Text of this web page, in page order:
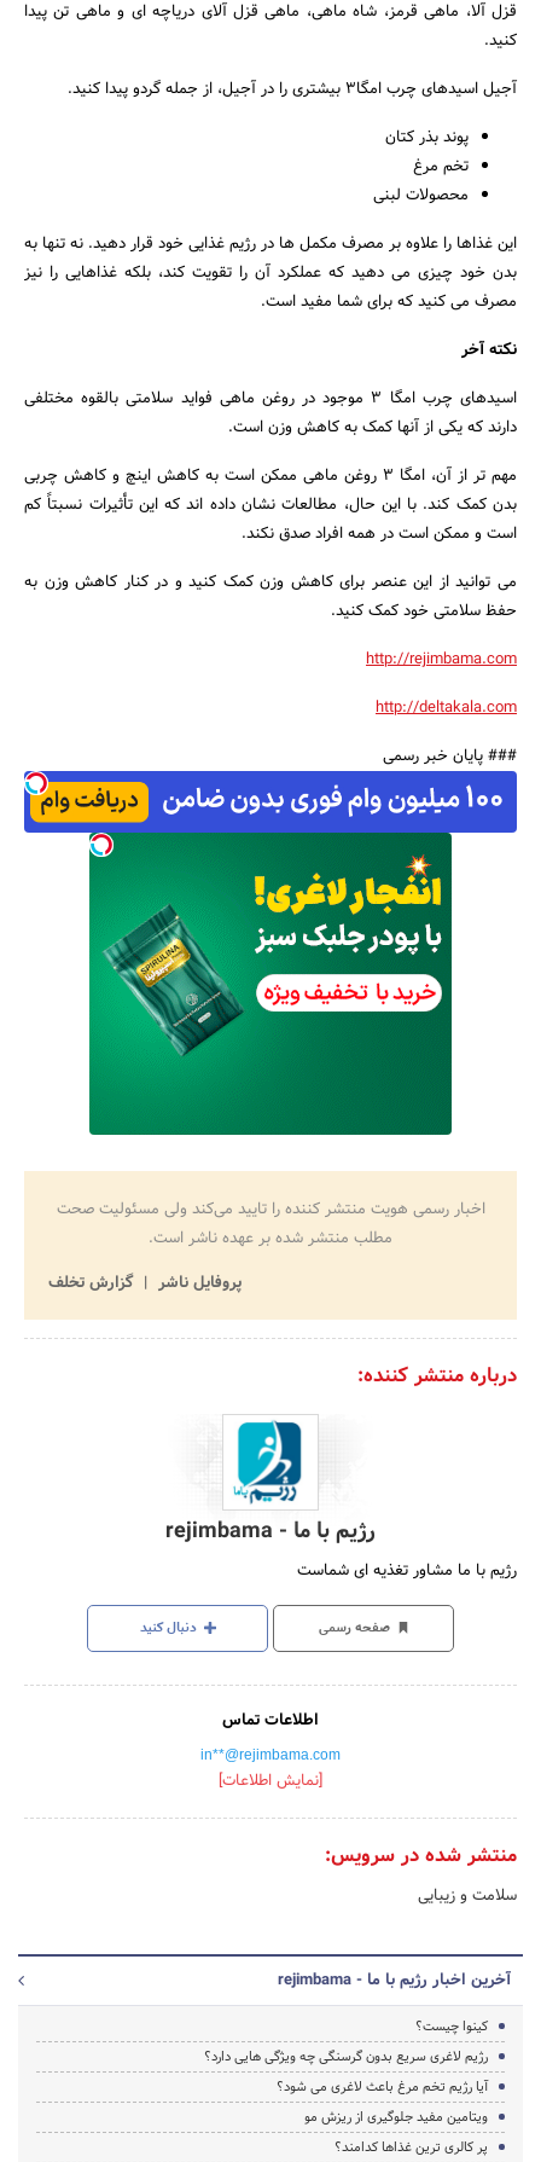
قزل آلا، ماهی قرمز، شاه ماهی، ماهی قزل آلای دریاچه ای و ماهی تن پیدا
کنید.
آجیل اسیدهای چرب امگا۳ بیشتری را در آجیل، از جمله گردو پیدا کنید.
پوند بذر کتان
تخم مرغ
محصولات لبنی
این غذاها را علاوه بر مصرف مکمل ها در رژیم غذایی خود قرار دهید. نه تنها به
بدن خود چیزی می دهید که عملکرد آن را تقویت کند، بلکه غذاهایی را نیز
مصرف می کنید که برای شما مفید است.
نکته آخر
اسیدهای چرب امگا ۳ موجود در روغن ماهی فواید سلامتی بالقوه مختلفی
دارند که یکی از آنها کمک به کاهش وزن است.
مهم تر از آن، امگا ۳ روغن ماهی ممکن است به کاهش اینچ و کاهش چربی
بدن کمک کند. با این حال، مطالعات نشان داده اند که این تأثیرات نسبتاً کم
است و ممکن است در همه افراد صدق نکند.
می توانید از این عنصر برای کاهش وزن کمک کنید و در کنار کاهش وزن به
حفظ سلامتی خود کمک کنید.
http://rejimbama.com
http://deltakala.com
### پایان خبر رسمی
اخبار رسمی هویت منتشر کننده را تایید می‌کند ولی مسئولیت صحت
مطلب منتشر شده بر عهده ناشر است.
پروفایل ناشر
گزارش تخلف
درباره منتشر کننده:
رژیم با ما - rejimbama
رژیم با ما مشاور تغذیه ای شماست
صفحه رسمی دنبال کنید
اطلاعات تماس
in**@rejimbama.com
[نمایش اطلاعات]
منتشر شده در سرویس:
سلامت و زیبایی
آخرین اخبار رژیم با ما - rejimbama
کینوا چیست؟
رژیم لاغری سریع بدون گرسنگی چه ویژگی هایی دارد؟
آیا رژیم تخم مرغ باعث لاغری می شود؟
ویتامین مفید جلوگیری از ریزش مو
پر کالری ترین غذاها کدامند؟